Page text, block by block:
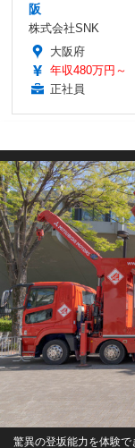
阪
株式会社SNK
大阪府
年収480万円～
正社員
驚異の登坂能力を体験